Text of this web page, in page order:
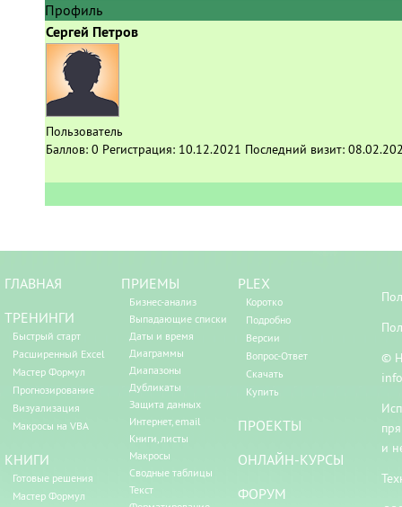
Профиль
Сергей Петров
Пользователь
Баллов: 0 Регистрация: 10.12.2021 Последний визит:
ГЛАВНАЯ
ТРЕНИНГИ
Быстрый старт
Расширенный Excel
Мастер Формул
Прогнозирование
Визуализация
Макросы на VBA
КНИГИ
Готовые решения
Мастер Формул
ПРИЕМЫ
Бизнес-анализ
Выпадающие списки
Даты и время
Диаграммы
Диапазоны
Дубликаты
Защита данных
Интернет, email
Книги, листы
Макросы
Сводные таблицы
Текст
PLEX
Коротко
Подробно
Версии
Вопрос-Ответ
Скачать
Купить
ПРОЕКТЫ
ОНЛАЙН-КУРСЫ
ФОРУМ
©
и